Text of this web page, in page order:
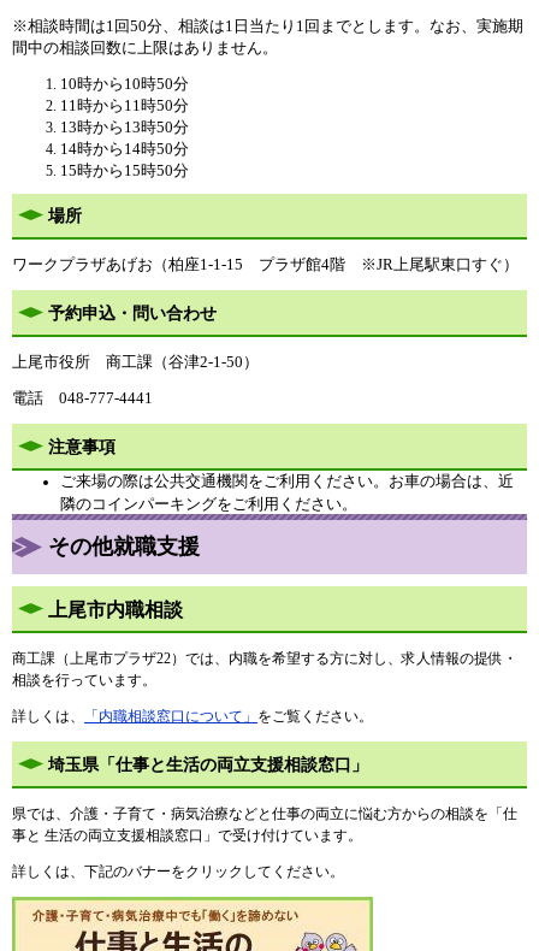
※相談時間は1回50分、相談は1日当たり1回までとします。なお、実施期
間中の相談回数に上限はありません。
10時から10時50分
11時から11時50分
13時から13時50分
14時から14時50分
15時から15時50分
場所
ワークプラザあげお（柏座1-1-15 プラザ館4階 ※JR上尾駅東口すぐ）
予約申込・問い合わせ
上尾市役所 商工課（谷津2-1-50）
電話 048-777-4441
注意事項
ご来場の際は公共交通機関をご利用ください。お車の場合は、近
隣のコインパーキングをご利用ください。
​その他就職支援
上尾市内職相談
商工課（上尾市プラザ22）では、内職を希望する方に対し、求人情報の提供・
相談を行っています。​
詳しくは、 「内職相談窓口について」 をご覧ください。
埼玉県「仕事と生活の両立支援相談窓口」
県では、介護・子育て・病気治療などと仕事の両立に悩む方からの相談を「仕
事と 生活の両立支援相談窓口」で受け付けています。
詳しくは、下記のバナーをクリックしてください。